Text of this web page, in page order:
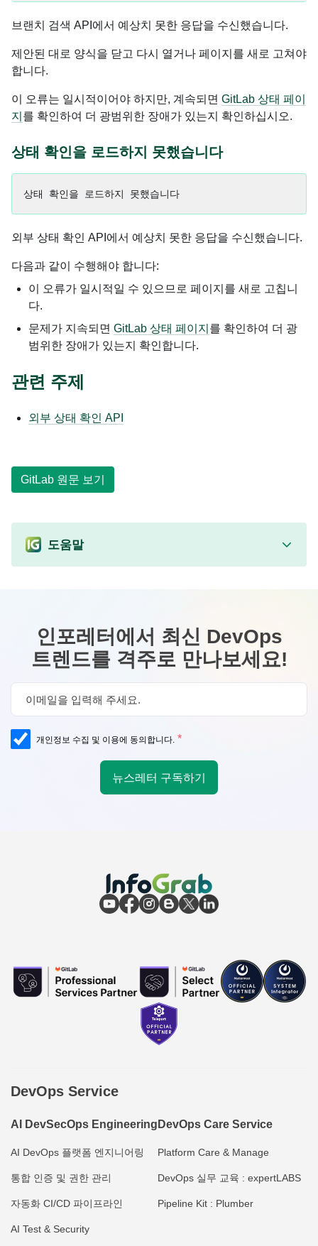
브랜치 검색 API에서 예상치 못한 응답을 수신했습니다.
제안된 대로 양식을 닫고 다시 열거나 페이지를 새로 고쳐야
합니다.
이 오류는 일시적이어야 하지만, 계속되면 GitLab 상태 페이
지 를 확인하여 더 광범위한 장애가 있는지 확인하십시오.
상태 확인을 로드하지 못했습니다
외부 상태 확인 API에서 예상치 못한 응답을 수신했습니다.
다음과 같이 수행해야 합니다:
이 오류가 일시적일 수 있으므로 페이지를 새로 고칩니
다.
문제가 지속되면 GitLab 상태 페이지 를 확인하여 더 광
범위한 장애가 있는지 확인합니다.
관련 주제
외부 상태 확인 API
GitLab 원문 보기
도움말
인포레터에서 최신 DevOps
트렌드를 격주로 만나보세요!
개인정보 수집 및 이용에 동의합니다. *
뉴스레터 구독하기
DevOps Service
AI DevSecOps Engineering
AI DevOps 플랫폼 엔지니어링
통합 인증 및 권한 관리
자동화 CI/CD 파이프라인
AI Test & Security
DevOps Care Service
Platform Care & Manage
DevOps 실무 교육 : expertLABS
Pipeline Kit : Plumber